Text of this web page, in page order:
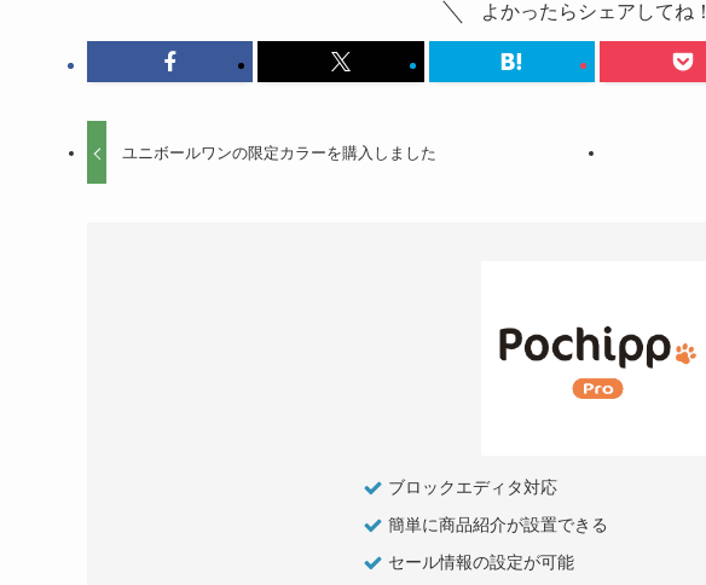
よかったらシェアしてね！
ユニボールワンの限定カラーを購入しました
ブロックエディタ対応
簡単に商品紹介が設置できる
セール情報の設定が可能